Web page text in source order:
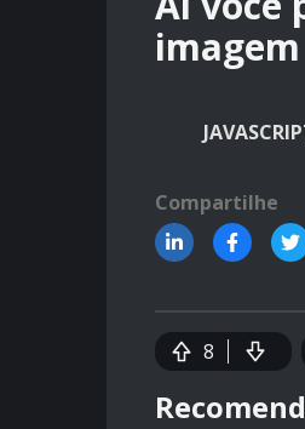
imagem
Compartilhe
8